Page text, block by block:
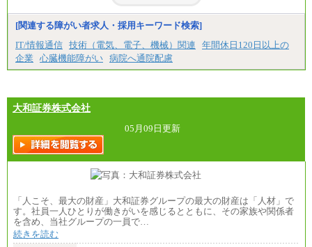
[関連する障がい者求人・採用キーワード検索]
IT/情報通信 技術（電気、電子、機械）関連
年間休日120日以上の
企業
心臓機能障がい 病院へ通院配慮
大和証券株式会社
05月09日更新
「人こそ、最大の財産」大和証券グループの最大の財産は「人材」で
す。社員一人ひとりが働きがいを感じるとともに、その家族や関係者
を含め、当社グループの一員で…
続きを読む